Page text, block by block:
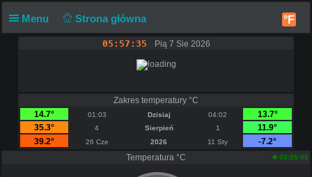
Menu Strona główna °F
05:57:35 Pią 7 Sie 2026
Zakres temperatury °C
14.7°
01:03 Dzisiaj 04:02
13.7°
35.3°
4 Sierpień 1
11.9°
39.2°
26 Cze 2026 11 Sty
-7.2°
Temperatura °C
05:55:00